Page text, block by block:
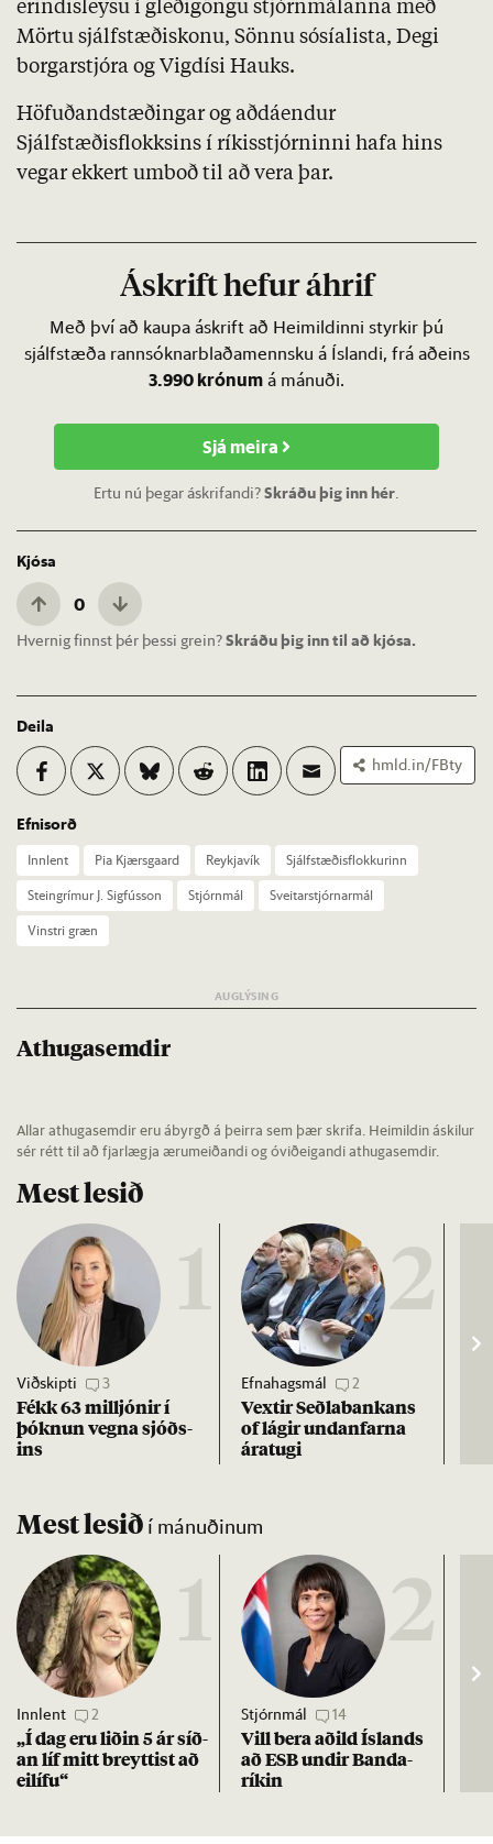
erindisleysu í gleðigöngu stjórnmálanna með
Mörtu sjálfstæðiskonu, Sönnu sósíalista, Degi
borgarstjóra og Vigdísi Hauks.
Höfuðandstæðingar og aðdáendur
Sjálfstæðisflokksins í ríkisstjórninni hafa hins
vegar ekkert umboð til að vera þar.
Áskrift hefur áhrif
Með því að kaupa áskrift að Heimildinni styrkir þú
sjálfstæða rannsóknarblaðamennsku á Íslandi, frá aðeins
3.990 krónum á mánuði.
Sjá meira
Ertu nú þegar áskrifandi?Skráðu þig inn hér.
Kjósa
0
Hvernig finnst þér þessi grein?Skráðu þig inn til að kjósa.
Deila
hmld.in/FBty
Efnisorð
Inn­lent Pia Kjærs­ga­ard Reykja­vík
Sjálf­stæð­is­flokk­ur­inn
Stein­grím­ur J. Sig­fús­son
Stjórn­mál
Sveit­ar­stjórn­ar­mál
Vinstri græn
Athugasemdir
Allar athugasemdir eru ábyrgð á þeirra sem þær skrifa. Heimildin áskilur
sér rétt til að fjarlægja ærumeiðandi og óviðeigandi athugasemdir.
Mest lesið
1
Viðskipti 3
Fékk 63 millj­ón­ir í
þókn­un vegna sjóðs­
ins
2
Efnahagsmál 2
Vext­ir Seðla­bank­ans
of lág­ir und­an­farna
ára­tugi
Mest lesið í mánuðinum
1
Innlent 2
„Í dag eru lið­in 5 ár síð­
an líf mitt breytt­ist að
ei­lífu“
2
Stjórnmál 14
Vill bera að­ild Ís­lands
að ESB und­ir Banda­
rík­in